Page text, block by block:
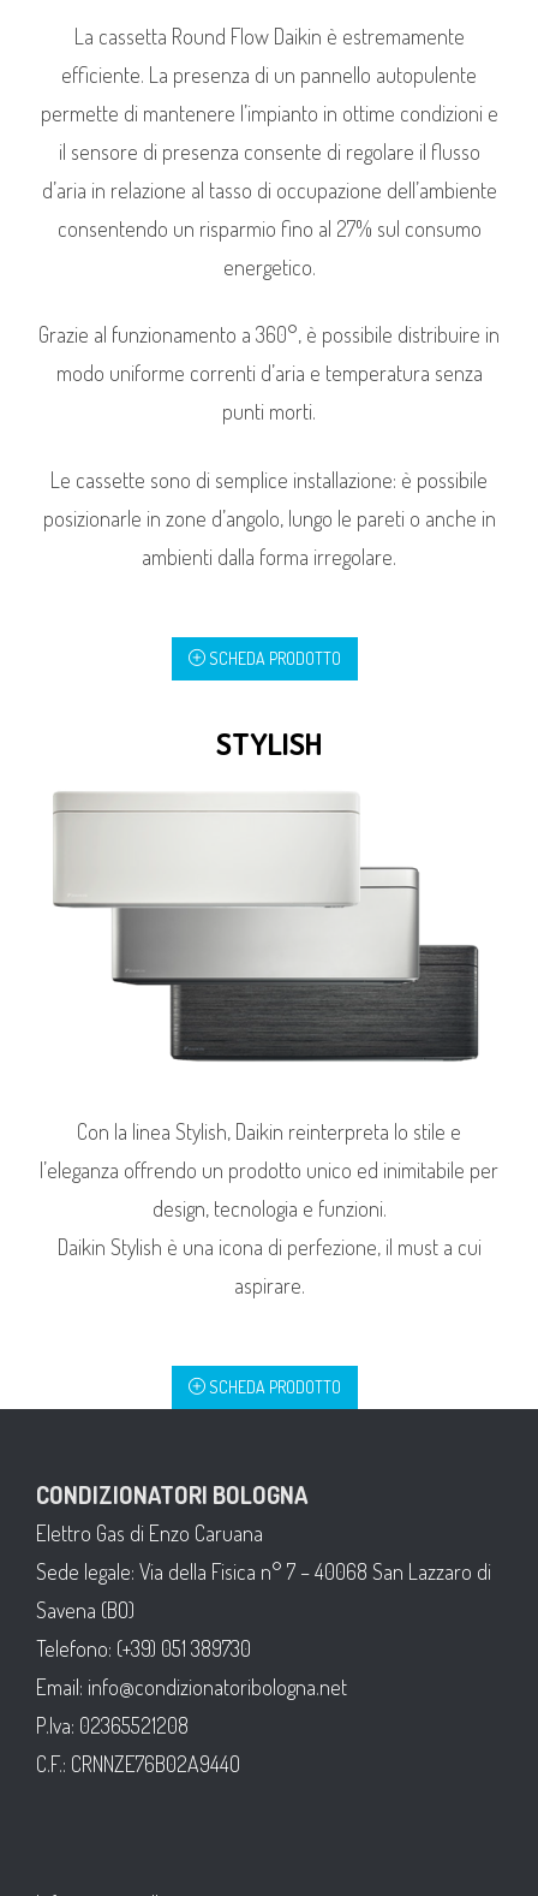
La cassetta Round Flow Daikin è estremamente
efficiente. La presenza di un pannello autopulente
permette di mantenere l’impianto in ottime condizioni e
il sensore di presenza consente di regolare il flusso
d’aria in relazione al tasso di occupazione dell’ambiente
consentendo un risparmio fino al 27% sul consumo
energetico.
Grazie al funzionamento a 360°, è possibile distribuire in
modo uniforme correnti d’aria e temperatura senza
punti morti.
Le cassette sono di semplice installazione: è possibile
posizionarle in zone d’angolo, lungo le pareti o anche in
ambienti dalla forma irregolare.
SCHEDA PRODOTTO
STYLISH
Con la linea Stylish, Daikin reinterpreta lo stile e
l’eleganza offrendo un prodotto unico ed inimitabile per
design, tecnologia e funzioni.
Daikin Stylish è una icona di perfezione, il must a cui
aspirare.
SCHEDA PRODOTTO
CONDIZIONATORI BOLOGNA
Elettro Gas di Enzo Caruana
Sede legale: Via della Fisica n° 7 – 40068 San Lazzaro di
Savena (BO)
Telefono: (+39) 051 389730
Email: info@condizionatoribologna.net
P.Iva: 02365521208
C.F.: CRNNZE76B02A944O